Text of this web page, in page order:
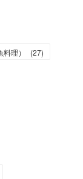
理） (27)